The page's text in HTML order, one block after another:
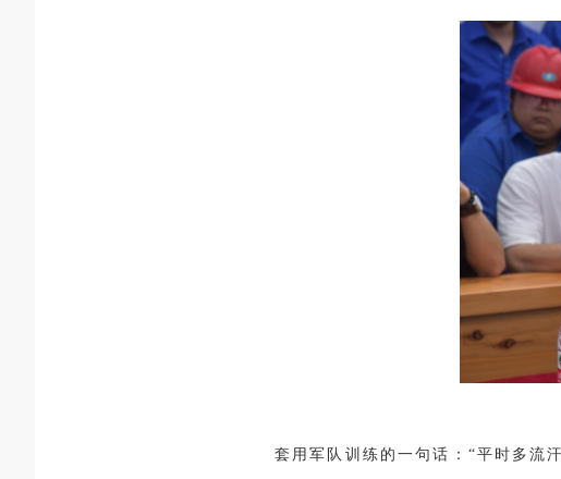
套用军队训练的一句话：“平时多流